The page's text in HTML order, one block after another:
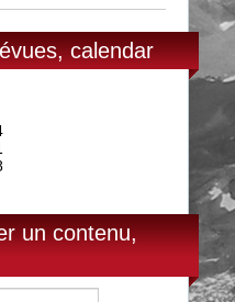
calendar
un contenu,